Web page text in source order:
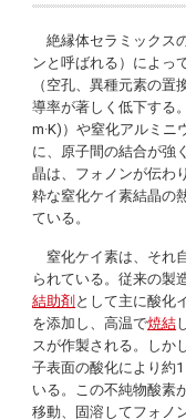
絶縁体セラミックス
ンと呼ばれる）によっ
（空孔、異種元素の
導率が著しく低下する
m·K)）や窒化アルミニ
に、原子間の結合が強
晶は、フォノンが伝わ
粋な窒化ケイ素結晶の
ている。
窒化ケイ素は、それ
られている。従来の製
結助剤 として主に酸化
を添加し、高温で焼結
スが作製される。しか
子表面の酸化により約
いる。この不純物酸素
移動、固溶してフォノ